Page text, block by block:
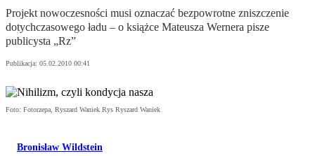
Projekt nowoczesności musi oznaczać bezpowrotne zniszczenie
dotychczasowego ładu – o książce Mateusza Wernera pisze
publicysta „Rz”
Publikacja: 05.02.2010 00:41
Foto: Fotorzepa, Ryszard Waniek Rys Ryszard Waniek
Bronisław Wildstein